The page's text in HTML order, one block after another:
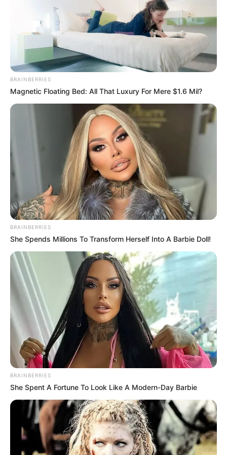
ΤΑ ΠΙΟ ΔΗΜΟΦΙΛΗ
BRAINBERRIES
Magnetic Floating Bed: All That Luxury For Mere $1.6 Mil?
BRAINBERRIES
She Spends Millions To Transform Herself Into A Barbie Doll!
BRAINBERRIES
She Spent A Fortune To Look Like A Modern-Day Barbie